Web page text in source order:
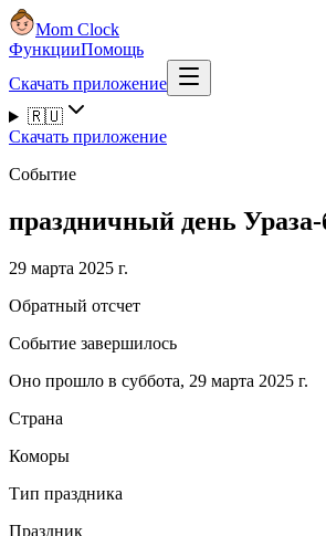
Mom Clock
ФункцииПомощь
Скачать приложение
🇷🇺
Скачать приложение
Событие
праздничный день
29 марта 2025 г.
Обратный отсчет
Событие завершилось
Оно прошло в суббота, 29 марта 2025 г.
Страна
Коморы
Тип праздника
Праздник